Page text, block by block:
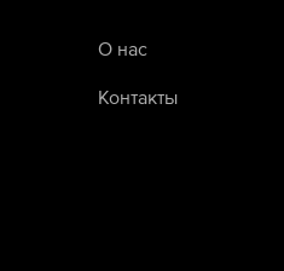
О нас
Контакты